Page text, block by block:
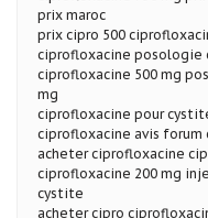
prix maroc
prix cipro 500
ciprofloxacine posologie
ciprofloxacine 500 mg
mg
ciprofloxacine pour
ciprofloxacine avis
acheter ciprofloxacine
ciprofloxacine 200 mg
cystite
acheter cipro